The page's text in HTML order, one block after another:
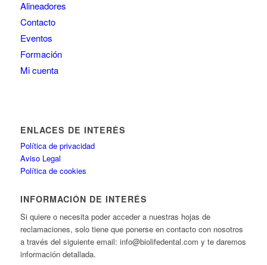
Alineadores
Contacto
Eventos
Formación
Mi cuenta
ENLACES DE INTERÉS
Política de privacidad
Aviso Legal
Política de cookies
INFORMACIÓN DE INTERÉS
Si quiere o necesita poder acceder a nuestras hojas de
reclamaciones, solo tiene que ponerse en contacto con nosotros
a través del siguiente email: info@biolifedental.com y te daremos
información detallada.